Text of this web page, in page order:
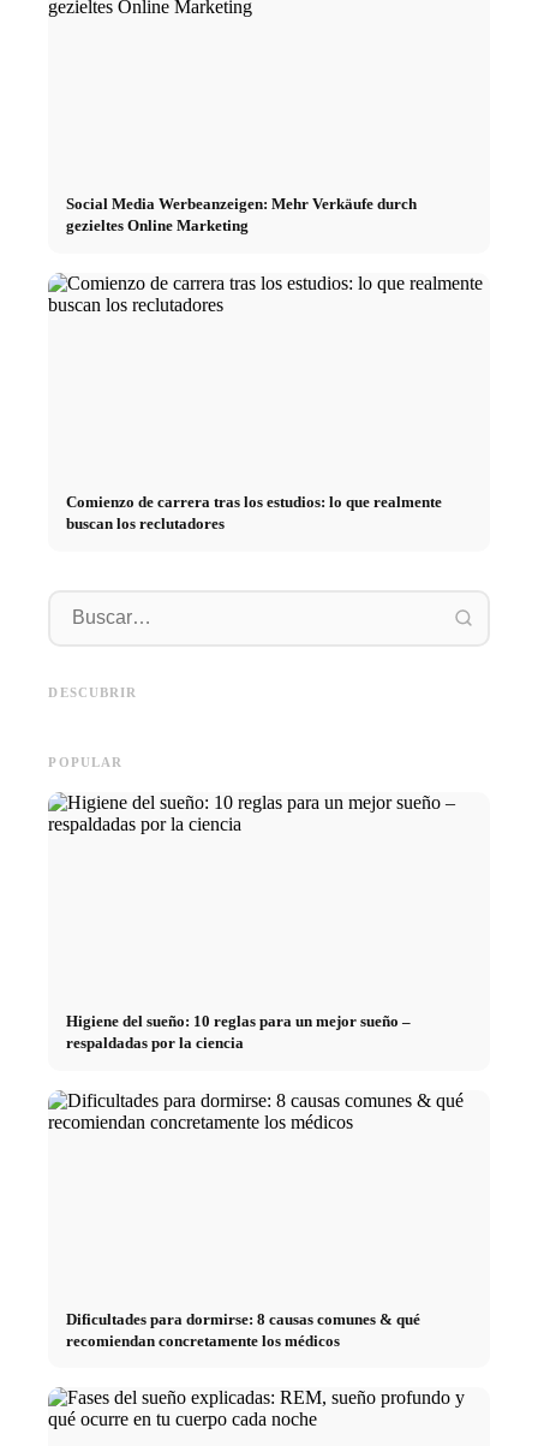
Social Media Werbeanzeigen: Mehr Verkäufe durch
gezieltes Online Marketing
Comienzo de carrera tras los estudios: lo que realmente
buscan los reclutadores
DESCUBRIR
carrera
POPULAR
Higiene del sueño: 10 reglas para un mejor sueño –
respaldadas por la ciencia
Dificultades para dormirse: 8 causas comunes & qué
recomiendan concretamente los médicos